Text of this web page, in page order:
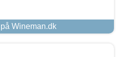
Wineman.dk